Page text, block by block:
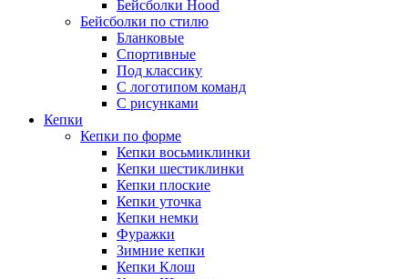
Бейсболки Hood
Бейсболки по стилю
Бланковые
Спортивные
Под классику
С логотипом команд
С рисунками
Кепки
Кепки по форме
Кепки восьмиклинки
Кепки шестиклинки
Кепки плоские
Кепки уточка
Кепки немки
Фуражки
Зимние кепки
Кепки Клош